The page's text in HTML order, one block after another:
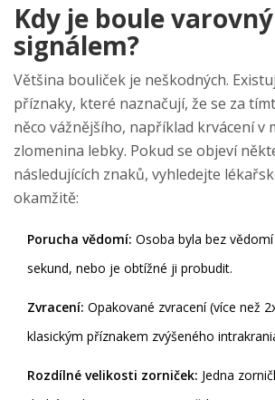
Kdy je boule
signálem?
Většina bouliček je neškodných.
příznaky, které naznačují, že se za
něco vážnějšího, například krvácení v
zlomenina lebky. Pokud se objeví
následujících znaků, vyhledejte
okamžitě:
Porucha vědomí: Osoba byla bez
sekund, nebo je obtížné ji probudit.
Zvracení: Opakované zvracení (více než
klasickým příznakem zvýšeného
Rozdílné velikosti zorniček: Jedna